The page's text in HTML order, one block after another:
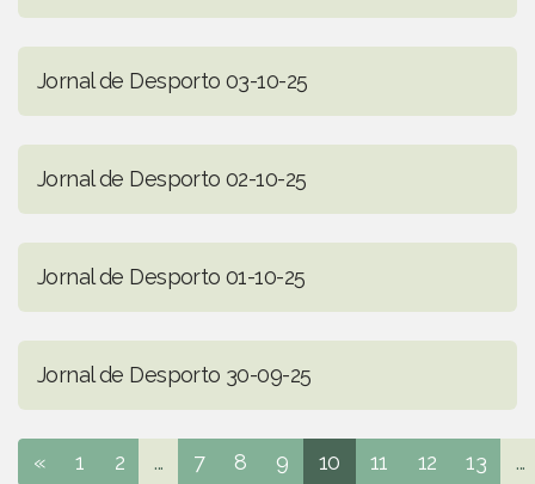
Jornal de Desporto 03-10-25
Jornal de Desporto 02-10-25
Jornal de Desporto 01-10-25
Jornal de Desporto 30-09-25
« 1 2 ... 7 8 9 10 11 12 13 ...